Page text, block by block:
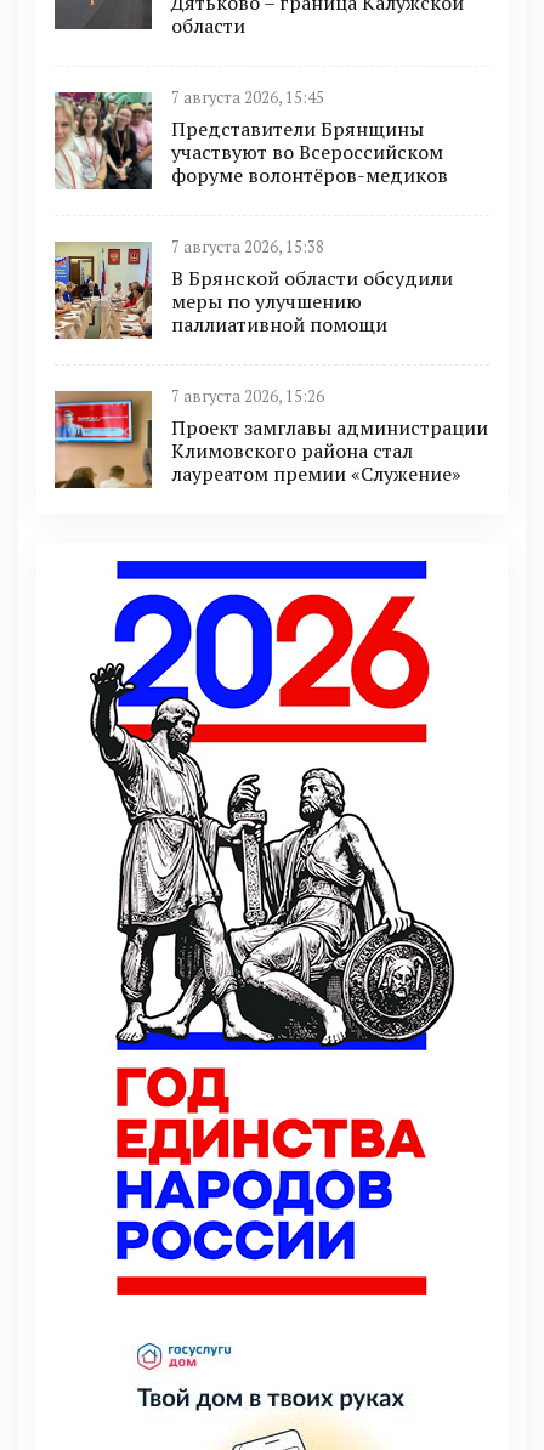
области
7 августа 2026, 15:45
Представители Брянщины
участвуют во Всероссийском
форуме волонтёров-медиков
7 августа 2026, 15:38
В Брянской области обсудили
меры по улучшению
паллиативной помощи
7 августа 2026, 15:26
Проект замглавы администрации
Климовского района стал
лауреатом премии «Служение»